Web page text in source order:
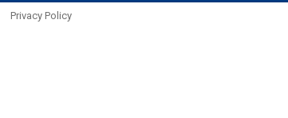
Privacy Policy